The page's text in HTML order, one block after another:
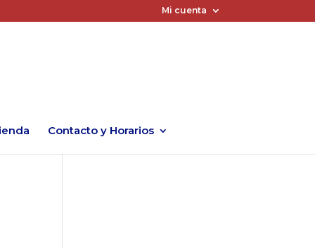
Mi cuenta
Contacto y Horarios